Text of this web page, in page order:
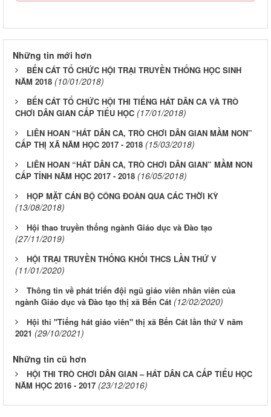
Những tin mới hơn
BẾN CÁT TỔ CHỨC HỘI TRẠI TRUYỀN THỐNG HỌC SINH
NĂM 2018 (10/01/2018)
BẾN CÁT TỔ CHỨC HỘI THI TIẾNG HÁT DÂN CA VÀ TRÒ
CHƠI DÂN GIAN CẤP TIỂU HỌC (17/01/2018)
LIÊN HOAN “HÁT DÂN CA, TRÒ CHƠI DÂN GIAN MẦM NON”
CẤP THỊ XÃ NĂM HỌC 2017 - 2018 (15/03/2018)
LIÊN HOAN “HÁT DÂN CA, TRÒ CHƠI DÂN GIAN” MẦM NON
CẤP TỈNH NĂM HỌC 2017 - 2018 (16/05/2018)
HỌP MẶT CÁN BỘ CÔNG ĐOÀN QUA CÁC THỜI KỲ
(13/08/2018)
Hội thao truyền thống ngành Giáo dục và Đào tạo
(27/11/2019)
HỘI TRẠI TRUYỀN THỐNG KHỐI THCS LẦN THỨ V
(11/01/2020)
Thông tin về phát triển đội ngũ giáo viên nhân viên của
ngành Giáo dục và Đào tạo thị xã Bến Cát (12/02/2020)
Hội thi "Tiếng hát giáo viên" thị xã Bến Cát lần thứ V năm
2021 (29/10/2021)
Những tin cũ hơn
HỘI THI TRÒ CHƠI DÂN GIAN – HÁT DÂN CA CẤP TIỂU HỌC
NĂM HỌC 2016 - 2017 (23/12/2016)